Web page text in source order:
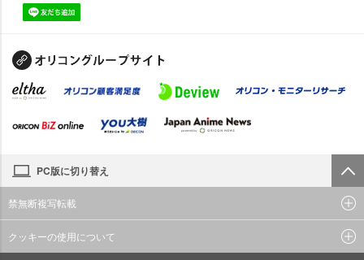
PC版に切り替え
禁無断複写転載
クッキーの使用について